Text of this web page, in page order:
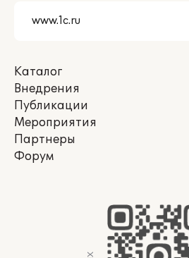
Каталог
Внедрения
Публикации
Мероприятия
Партнеры
Форум